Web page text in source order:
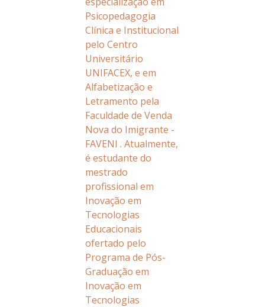
Psicopedagogia
Clínica e Institucional
pelo Centro
Universitário
UNIFACEX, e em
Alfabetização e
Letramento pela
Faculdade de Venda
Nova do Imigrante -
FAVENI . Atualmente,
é estudante do
mestrado
profissional em
Inovação em
Tecnologias
Educacionais
ofertado pelo
Programa de Pós-
Graduação em
Inovação em
Tecnologias